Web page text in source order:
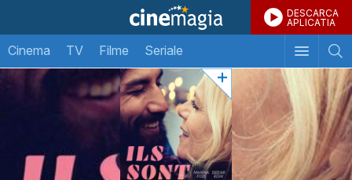
DESCARCA
APLICATIA
Cinema TV Filme Seriale